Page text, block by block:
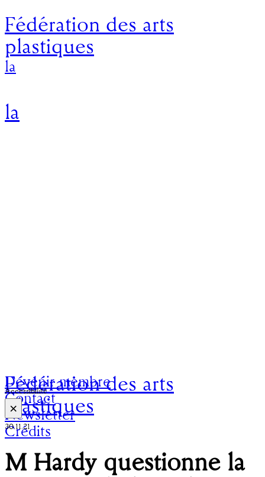
Fédération des arts
plastiques
la
la
Fédération des arts
plastiques
Devenir membre
Contact
Newsletter
Crédits
Accessibilité
×
30.11.21
M Hardy questionne la